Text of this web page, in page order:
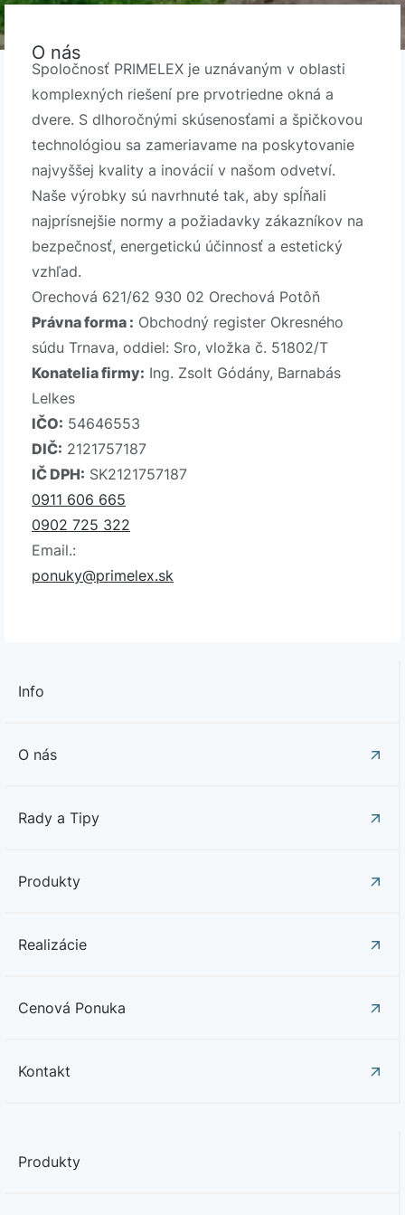
O nás
Spoločnosť PRIMELEX je uznávaným v oblasti
komplexných riešení pre prvotriedne okná a
dvere. S dlhoročnými skúsenosťami a špičkovou
technológiou sa zameriavame na poskytovanie
najvyššej kvality a inovácií v našom odvetví.
Naše výrobky sú navrhnuté tak, aby spĺňali
najprísnejšie normy a požiadavky zákazníkov na
bezpečnosť, energetickú účinnosť a estetický
vzhľad.
Orechová 621/62 930 02 Orechová Potôň
Právna forma : Obchodný register Okresného
súdu Trnava, oddiel: Sro, vložka č. 51802/T
Konatelia firmy: Ing. Zsolt Gódány, Barnabás
Lelkes
IČO: 54646553
DIČ: 2121757187
IČ DPH: SK2121757187
0911 606 665
0902 725 322
Email.:
ponuky@primelex.sk
Info
O nás
Rady a Tipy
Produkty
Realizácie
Cenová Ponuka
Kontakt
Produkty